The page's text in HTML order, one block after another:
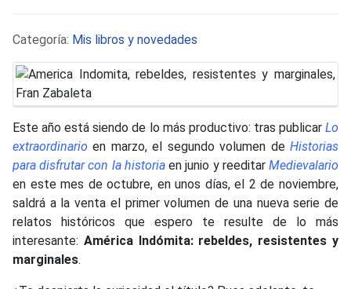
Detalles
Categoría: Mis libros y novedades
Este año está siendo de lo más productivo: tras publicar Lo
extraordinario en marzo, el segundo volumen de Historias
para disfrutar con la historiaen junio y reeditarMedievalario
en este mes de octubre, en unos días, el 2 de noviembre,
saldrá a la venta el primer volumen de una nueva serie de
relatos históricos que espero te resulte de lo más
interesante: América Indómita: rebeldes, resistentes y
marginales.